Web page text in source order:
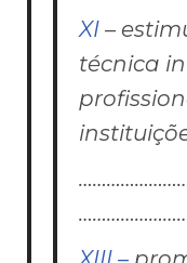
XI –
técnica